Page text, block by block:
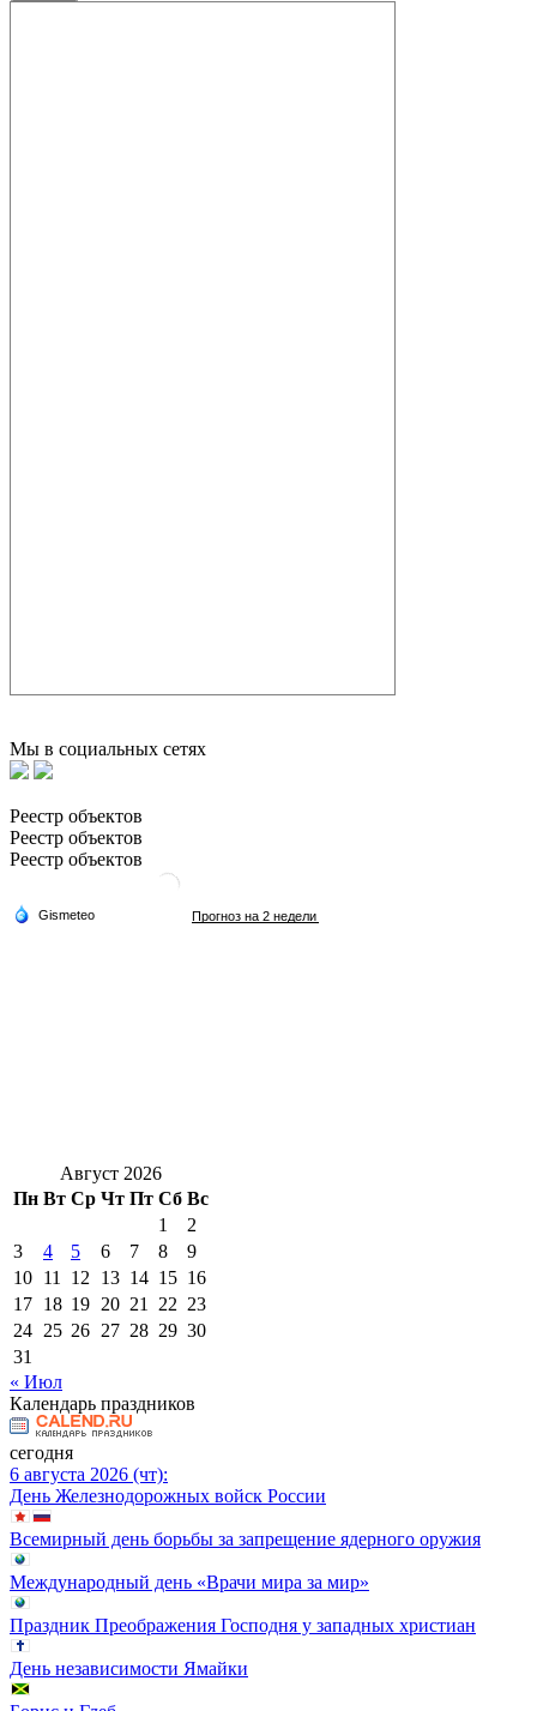
Мы в социальных сетях
Реестр объектов
Реестр объектов
Реестр объектов
Август 2026
Пн Вт Ср Чт Пт Сб Вс
1
2
3
4 5 6 7 8
9
10 11 12 13 14 15 16
17 18 19 20 21 22 23
24 25 26 27 28 29 30
31
« Июл
Календарь праздников
сегодня
6 августа 2026 (чт):
День Железнодорожных войск России
Всемирный день борьбы за запрещение ядерного оружия
Международный день «Врачи мира за мир»
Праздник Преображения Господня у западных христиан
День независимости Ямайки